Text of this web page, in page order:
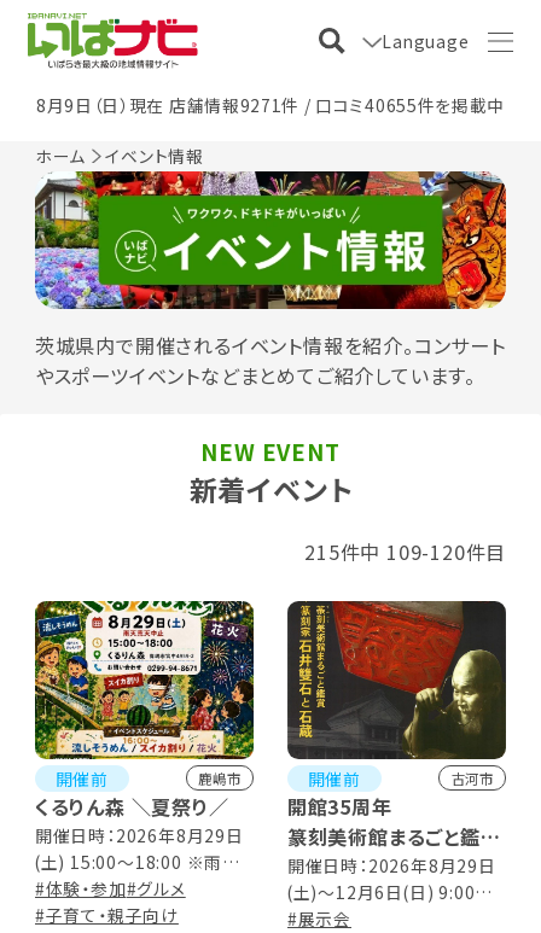
Language
8月9日（日）現在 店舗情報9271件 / 口コミ40655件を掲載中
ホーム イベント情報
茨城県内で開催されるイベント情報を紹介。コンサート
やスポーツイベントなどまとめてご紹介しています。
新着イベント
NEW EVENT
215件中 109-120件目
開催前 鹿嶋市
くるりん森 ＼夏祭り／
開催日時：2026年8月29日
(土) 15:00～18:00 ※雨天・
荒天中止
#体験・参加#グルメ
#子育て・親子向け
開催前 古河市
開館35周年
篆刻美術館まるごと鑑賞
-篆刻家 石井雙石と石
蔵-
開催日時：2026年8月29日
(土)～12月6日(日) 9:00～
17:00 ※入館は16:30まで
#展示会